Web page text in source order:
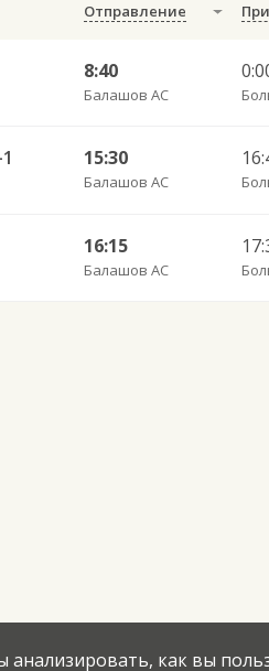
Отправление
8:40
Балашов АС
15:30
Балашов АС
16:15
Балашов АС
как вы